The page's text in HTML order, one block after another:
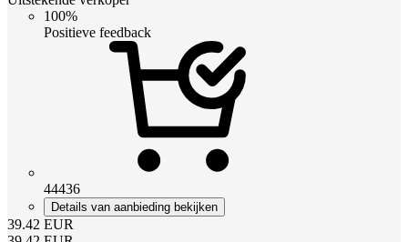
100%
Positieve feedback
44436
Details van aanbieding bekijken
39.42 EUR